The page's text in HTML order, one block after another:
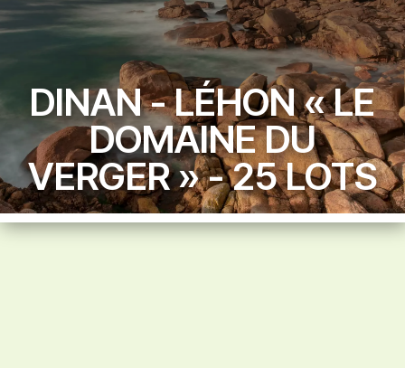
DINAN - LÉHON « LE
DOMAINE DU
VERGER » - 25 LOTS